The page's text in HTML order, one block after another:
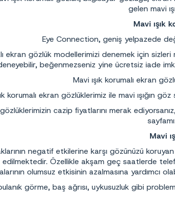
gelen mavi
Mavi ışık
Eye Connection, geniş yelpazede
ekran gözlük modellerimizi denemek için
beğenmezseniz yine ücretsiz iade
Mavi ışık korumalı ekran
korumalı ekran gözlüklerimiz ile mavi ışığın
gözlüklerimizin cazip fiyatlarını merak
Mavi
negatif etkilerine karşı gözünüzü
Özellikle akşam geç saatlerde
olumsuz etkisinin azalmasına yardımcı
görme, baş ağrısı, uykusuzluk gibi